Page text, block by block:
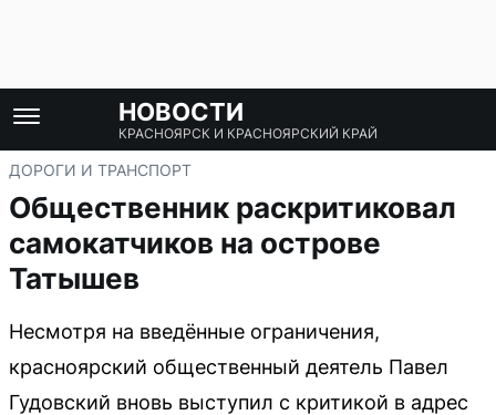
НОВОСТИ
КРАСНОЯРСК И КРАСНОЯРСКИЙ КРАЙ
ДОРОГИ И ТРАНСПОРТ
Общественник раскритиковал
самокатчиков на острове
Татышев
Несмотря на введённые ограничения,
красноярский общественный деятель Павел
Гудовский вновь выступил с критикой в адрес